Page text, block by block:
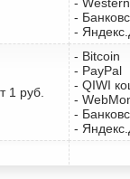
-
-
1 руб.
- Bitcoin
- PayPal
- QIWI
-
-
-